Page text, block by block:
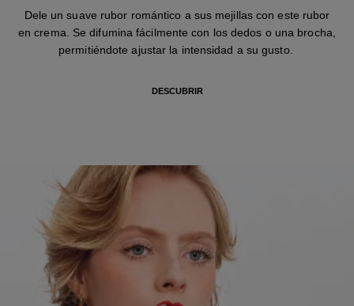
Dele un suave rubor romántico a sus mejillas con este rubor
en crema. Se difumina fácilmente con los dedos o una brocha,
permitiéndote ajustar la intensidad a su gusto.
DESCUBRIR